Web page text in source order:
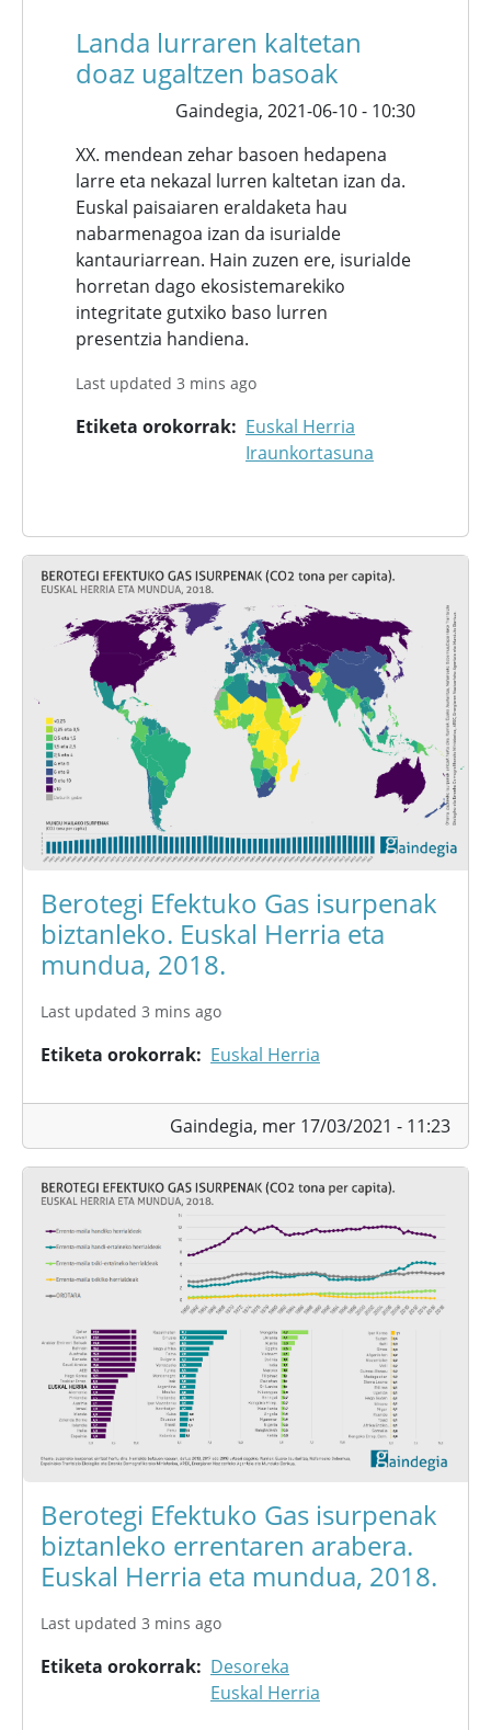
Landa lurraren kaltetan
doaz ugaltzen basoak
Gaindegia, 2021-06-10 - 10:30
XX. mendean zehar basoen hedapena
larre eta nekazal lurren kaltetan izan da.
Euskal paisaiaren eraldaketa hau
nabarmenagoa izan da isurialde
kantauriarrean. Hain zuzen ere, isurialde
horretan dago ekosistemarekiko
integritate gutxiko baso lurren
presentzia handiena.
Last updated 3 mins ago
Etiketa orokorrak
Euskal Herria
Iraunkortasuna
Berotegi Efektuko Gas isurpenak
biztanleko. Euskal Herria eta
mundua, 2018.
Last updated 3 mins ago
Etiketa orokorrak Euskal Herria
Gaindegia, mer 17/03/2021 - 11:23
Berotegi Efektuko Gas isurpenak
biztanleko errentaren arabera.
Euskal Herria eta mundua, 2018.
Last updated 3 mins ago
Etiketa orokorrak
Desoreka
Euskal Herria